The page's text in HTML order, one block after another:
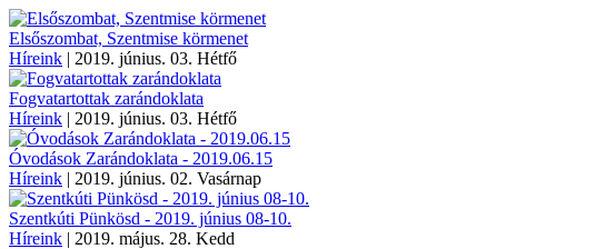
Elsőszombat, Szentmise körmenet
Híreink | 2019. június. 03. Hétfő
Fogvatartottak zarándoklata
Híreink | 2019. június. 03. Hétfő
Óvodások Zarándoklata - 2019.06.15
Híreink | 2019. június. 02. Vasárnap
Szentkúti Pünkösd - 2019. június 08-10.
Híreink | 2019. május. 28. Kedd